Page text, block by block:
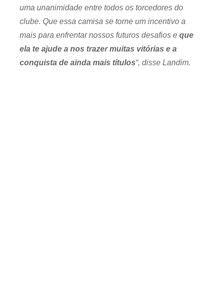
uma unanimidade entre todos os torcedores do
clube. Que essa camisa se torne um incentivo a
mais para enfrentar nossos futuros desafios e que
ela te ajude a nos trazer muitas vitórias e a
conquista de ainda mais títulos“, disse Landim.